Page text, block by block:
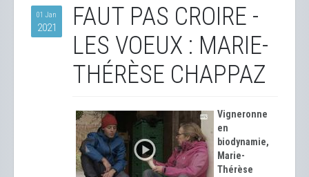
01 Jan
2021
FAUT PAS CROIRE -
LES VOEUX : MARIE-
THÉRÈSE CHAPPAZ
Vigneronne
en
biodynamie,
Marie-
Thérèse